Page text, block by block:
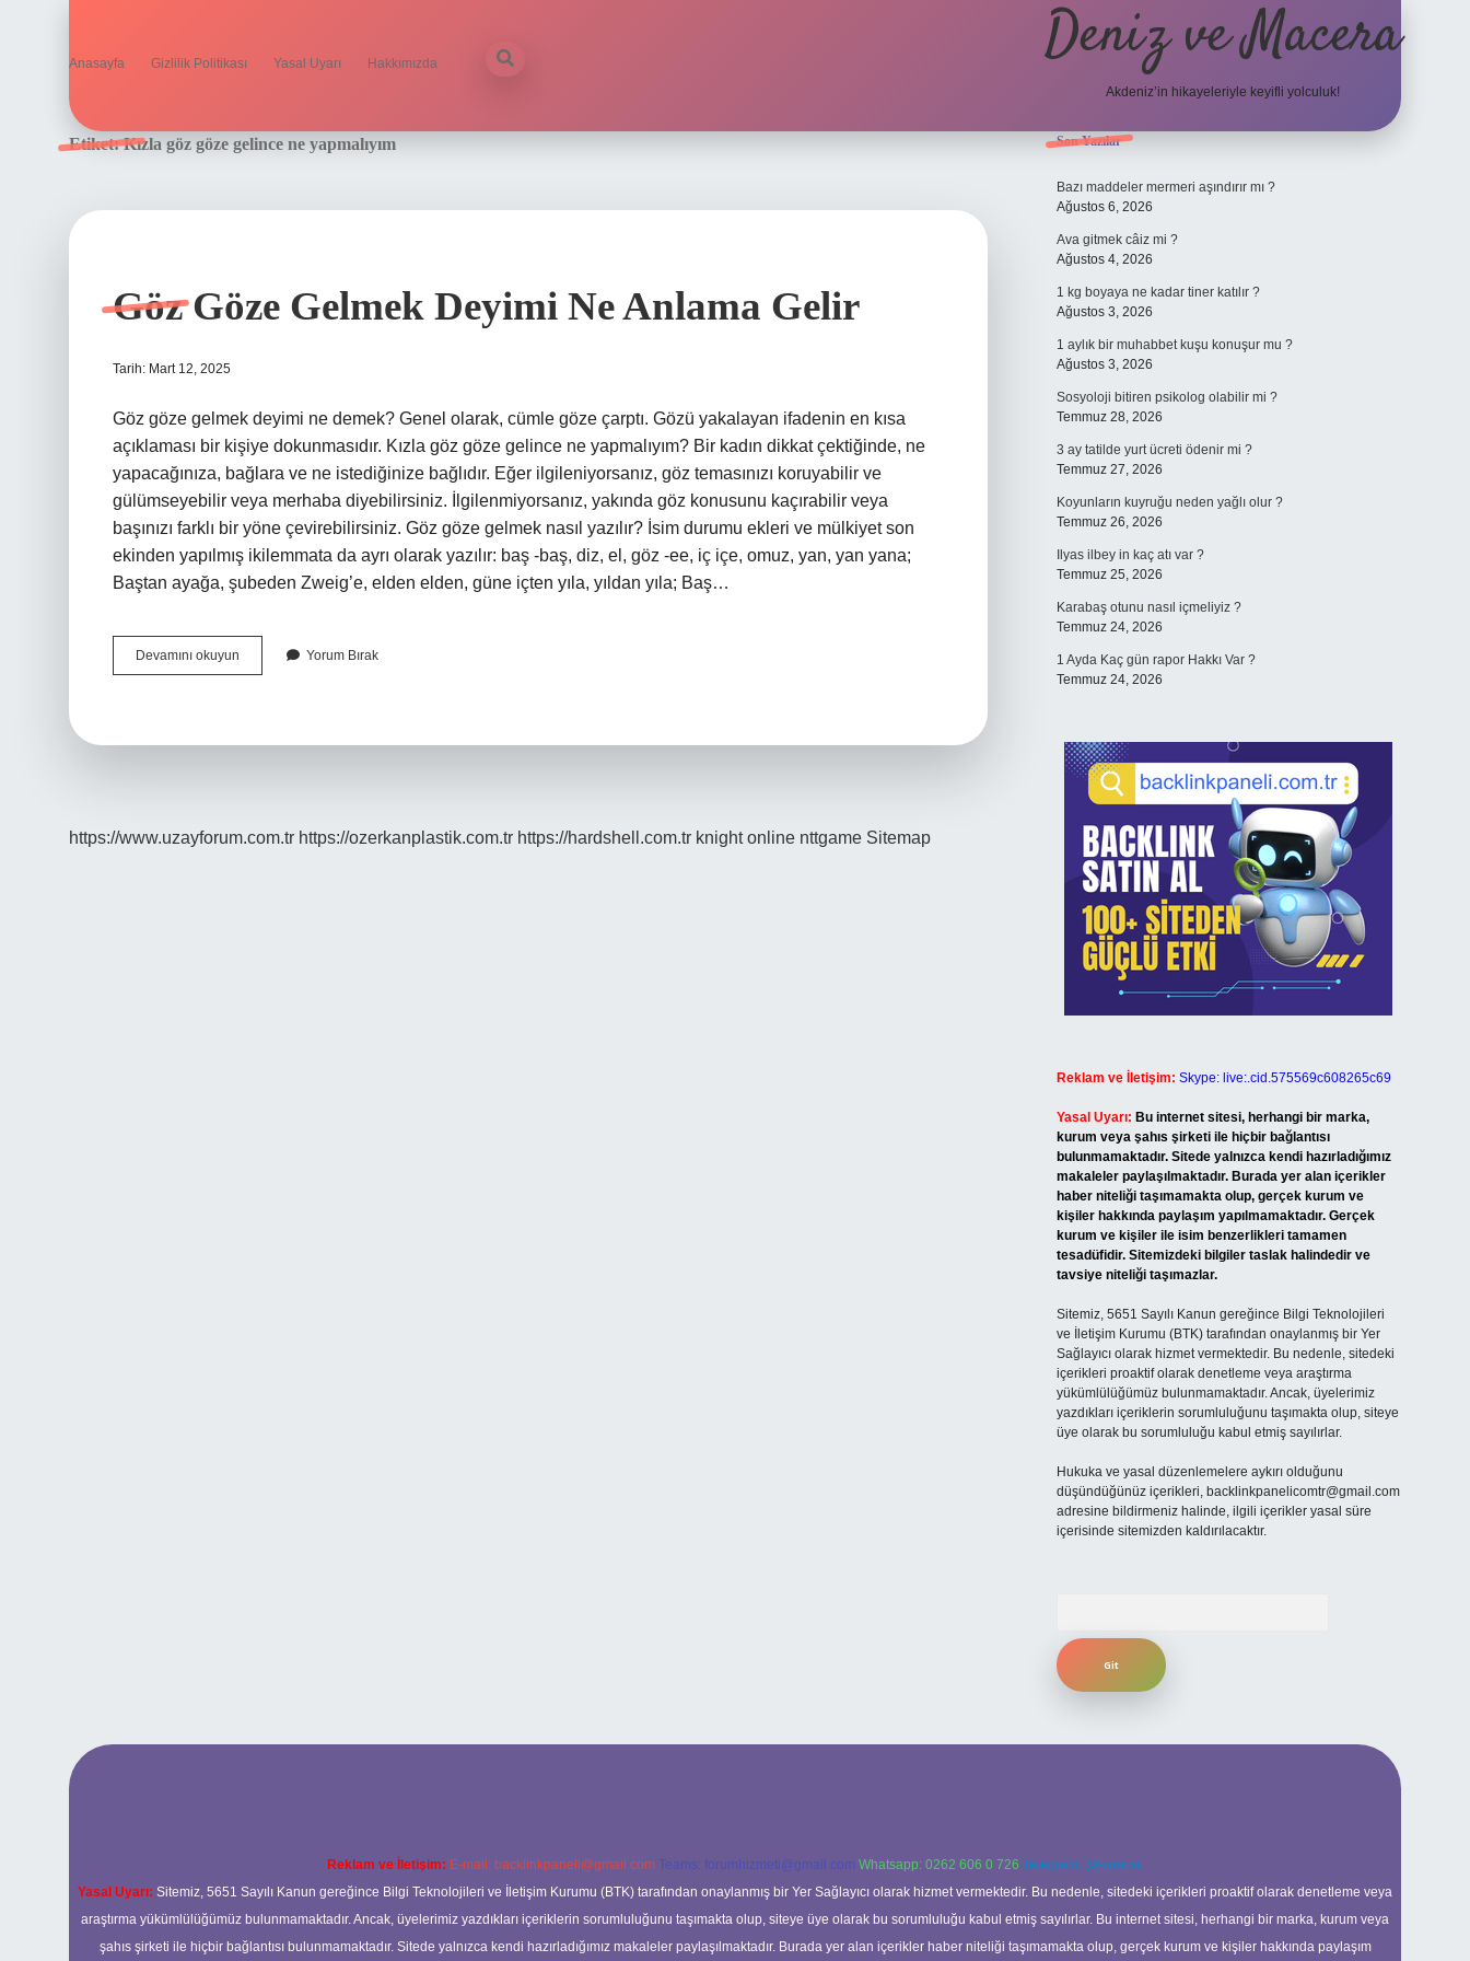
Anasayfa Gizlilik Politikası Yasal Uyarı Hakkımızda Deniz ve Macera
Akdeniz’in hikayeleriyle keyifli yolculuk!
Etiket:Kızla göz göze gelince ne yapmalıyım
Göz Göze Gelmek Deyimi Ne Anlama Gelir
Tarih: Mart 12, 2025
Göz göze gelmek deyimi ne demek? Genel olarak, cümle göze çarptı. Gözü yakalayan ifadenin en kısa
açıklaması bir kişiye dokunmasıdır. Kızla göz göze gelince ne yapmalıyım? Bir kadın dikkat çektiğinde, ne
yapacağınıza, bağlara ve ne istediğinize bağlıdır. Eğer ilgileniyorsanız, göz temasınızı koruyabilir ve
gülümseyebilir veya merhaba diyebilirsiniz. İlgilenmiyorsanız, yakında göz konusunu kaçırabilir veya
başınızı farklı bir yöne çevirebilirsiniz. Göz göze gelmek nasıl yazılır? İsim durumu ekleri ve mülkiyet son
ekinden yapılmış ikilemmata da ayrı olarak yazılır: baş -baş, diz, el, göz -ee, iç içe, omuz, yan, yan yana;
Baştan ayağa, şubeden Zweig’e, elden elden, güne içten yıla, yıldan yıla; Baş…
Devamını okuyun
Göze
Yorum Bırak
https://www.uzayforum.com.tr https://ozerkanplastik.com.tr https://hardshell.com.tr knight online nttgame Sitemap
Sidebar
Son Yazılar
Bazı maddeler mermeri aşındırır mı ?
Ağustos 6, 2026
Ava gitmek câiz mi ?
Ağustos 4, 2026
1 kg boyaya ne kadar tiner katılır ?
Ağustos 3, 2026
1 aylık bir muhabbet kuşu konuşur mu ?
Ağustos 3, 2026
Sosyoloji bitiren psikolog olabilir mi ?
Temmuz 28, 2026
3 ay tatilde yurt ücreti ödenir mi ?
Temmuz 27, 2026
Koyunların kuyruğu neden yağlı olur ?
Temmuz 26, 2026
Ilyas ilbey in kaç atı var ?
Temmuz 25, 2026
Karabaş otunu nasıl içmeliyiz ?
Temmuz 24, 2026
1 Ayda Kaç gün rapor Hakkı Var ?
Temmuz 24, 2026
Reklam ve İletişim: Skype: live:.cid.575569c608265c69
Yasal Uyarı: Bu internet sitesi, herhangi bir marka,
kurum veya şahıs şirketi ile hiçbir bağlantısı
bulunmamaktadır. Sitede yalnızca kendi hazırladığımız
makaleler paylaşılmaktadır. Burada yer alan içerikler
haber niteliği taşımamakta olup, gerçek kurum ve
kişiler hakkında paylaşım yapılmamaktadır. Gerçek
kurum ve kişiler ile isim benzerlikleri tamamen
tesadüfidir. Sitemizdeki bilgiler taslak halindedir ve
tavsiye niteliği taşımazlar.
Sitemiz, 5651 Sayılı Kanun gereğince Bilgi Teknolojileri
ve İletişim Kurumu (BTK) tarafından onaylanmış bir Yer
Sağlayıcı olarak hizmet vermektedir. Bu nedenle, sitedeki
içerikleri proaktif olarak denetleme veya araştırma
yükümlülüğümüz bulunmamaktadır. Ancak, üyelerimiz
yazdıkları içeriklerin sorumluluğunu taşımakta olup, siteye
üye olarak bu sorumluluğu kabul etmiş sayılırlar.
Hukuka ve yasal düzenlemelere aykırı olduğunu
düşündüğünüz içerikleri, backlinkpanelicomtr@gmail.com
adresine bildirmeniz halinde, ilgili içerikler yasal süre
içerisinde sitemizden kaldırılacaktır.
Reklam ve İletişim: E-mail: backlinkpaneli@gmail.com Teams: forumhizmeti@gmail.com Whatsapp: 0262 606 0 726 Telegram: @karabul
Yasal Uyarı: Sitemiz, 5651 Sayılı Kanun gereğince Bilgi Teknolojileri ve İletişim Kurumu (BTK) tarafından onaylanmış bir Yer Sağlayıcı olarak hizmet vermektedir. Bu nedenle, sitedeki içerikleri proaktif olarak denetleme veya
araştırma yükümlülüğümüz bulunmamaktadır. Ancak, üyelerimiz yazdıkları içeriklerin sorumluluğunu taşımakta olup, siteye üye olarak bu sorumluluğu kabul etmiş sayılırlar. Bu internet sitesi, herhangi bir marka, kurum veya
şahıs şirketi ile hiçbir bağlantısı bulunmamaktadır. Sitede yalnızca kendi hazırladığımız makaleler paylaşılmaktadır. Burada yer alan içerikler haber niteliği taşımamakta olup, gerçek kurum ve kişiler hakkında paylaşım